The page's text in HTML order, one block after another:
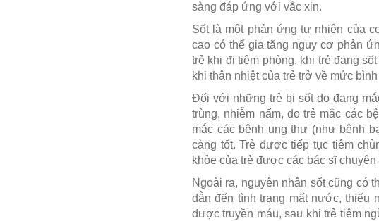
sàng đáp ứng với vắc xin.
Sốt là một phản ứng tự nhiên của
cao có thể gia tăng nguy cơ phản
trẻ khi đi tiêm phòng, khi trẻ đang
khi thân nhiệt của trẻ trở về mức
Đối với những trẻ bị sốt do đang
trùng, nhiễm nấm, do trẻ mắc các
mắc các bệnh ung thư (như bệnh
càng tốt. Trẻ được tiếp tục tiêm
khỏe của trẻ được các bác sĩ
Ngoài ra, nguyên nhân sốt cũng có
dẫn đến tình trạng mất nước, thiếu
được truyền máu, sau khi trẻ tiêm